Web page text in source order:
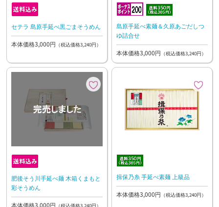
セテラ 島原手延べ黒ごまそうめん
本体価格3,000円 （税込価格3,240円）
島原手延べ素麺＆久原あごだしつ
ゆ詰合せ
本体価格3,000円 （税込価格3,240円）
肥後そう川手延べ麺 木箱くまもと
彩そうめん
本体価格3,000円
揖保乃糸 手延べ素麺 上級品
本体価格3,000円 （税込価格3,240円）